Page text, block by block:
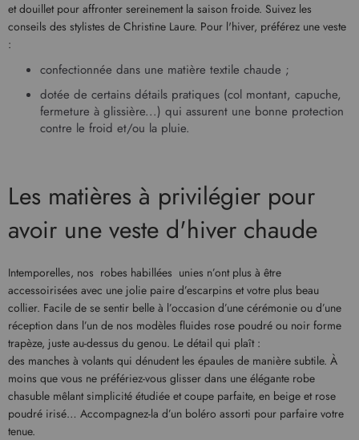
et douillet pour affronter sereinement la saison froide. Suivez les
conseils des stylistes de Christine Laure. Pour l'hiver, préférez une veste
:
confectionnée dans une matière textile chaude ;
dotée de certains détails pratiques (col montant, capuche,
fermeture à glissière...) qui assurent une bonne protection
contre le froid et/ou la pluie.
Les matières à privilégier pour
avoir une veste d'hiver chaude
Intemporelles, nos robes habillées unies n’ont plus à être
accessoirisées avec une jolie paire d’escarpins et votre plus beau
collier. Facile de se sentir belle à l’occasion d’une cérémonie ou d’une
réception dans l’un de nos modèles fluides rose poudré ou noir forme
trapèze, juste au-dessus du genou. Le détail qui plaît :
des manches à volants qui dénudent les épaules de manière subtile. À
moins que vous ne préfériez-vous glisser dans une élégante robe
chasuble mêlant simplicité étudiée et coupe parfaite, en beige et rose
poudré irisé… Accompagnez-la d’un boléro assorti pour parfaire votre
tenue.